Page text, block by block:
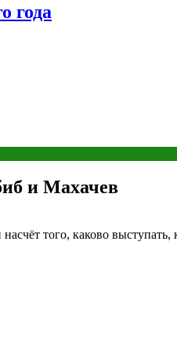
года
и Махачев
того, каково выступать,